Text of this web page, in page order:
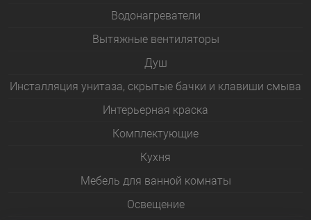
Водонагреватели
Вытяжные вентиляторы
Душ
Инсталляция унитаза, скрытые бачки и клавиши смыва
Интерьерная краска
Комплектующие
Кухня
Мебель для ванной комнаты
Освещение